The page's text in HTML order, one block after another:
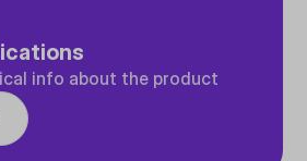
info about the product